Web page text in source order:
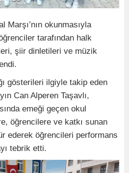
Marşı’nın okunmasıyla
tarafından halk
şiir dinletileri ve müzik
gösterileri ilgiyle takip eden
Can Alperen Taşavlı,
emeği geçen okul
öğrencilere ve katkı sunan
ederek öğrencileri performans
tebrik etti.